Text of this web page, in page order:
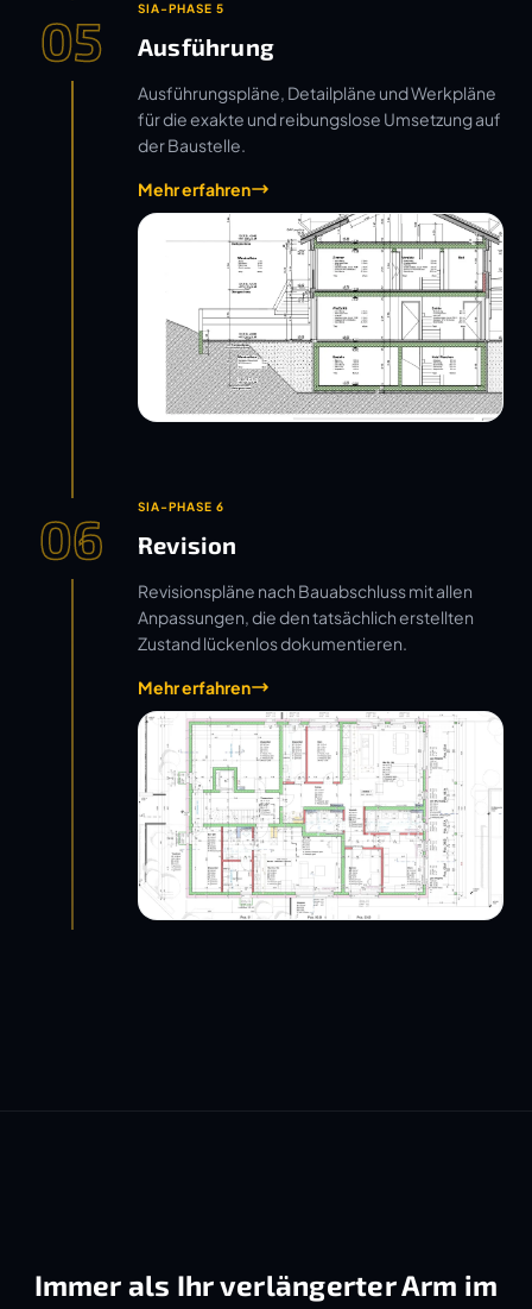
05 SIA-PHASE 5
Ausführung
Ausführungspläne, Detailpläne und Werkpläne
für die exakte und reibungslose Umsetzung auf
der Baustelle.
Mehr erfahren
06 SIA-PHASE 6
Revision
Revisionspläne nach Bauabschluss mit allen
Anpassungen, die den tatsächlich erstellten
Zustand lückenlos dokumentieren.
Mehr erfahren
Immer als Ihr verlängerter Arm im